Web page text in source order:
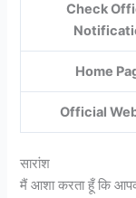
Check
Home
Official
सारांश
मैं आशा करता हूँ कि